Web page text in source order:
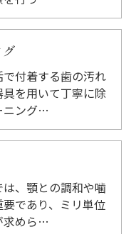
で付着する歯の汚れ
具を用いて丁寧に除
ニング…
、顎との調和や噛
であり、ミリ単位
求めら…